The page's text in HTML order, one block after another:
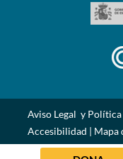
Aviso Legal y
Accesibilidad | Mapa